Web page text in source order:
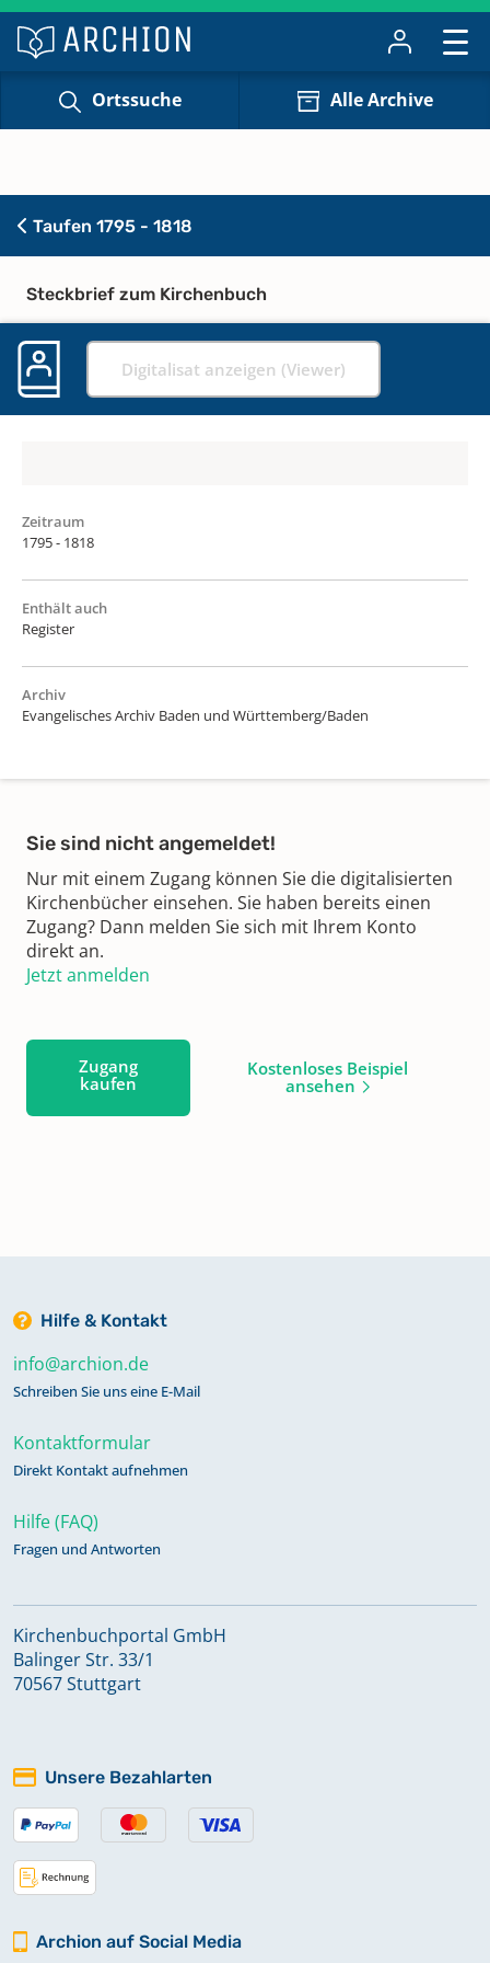
Ortssuche Alle Archive
Taufen 1795 - 1818
Steckbrief zum Kirchenbuch
Digitalisat anzeigen (Viewer)
Zeitraum
1795 - 1818
Enthält auch
Register
Archiv
Evangelisches Archiv Baden und Württemberg/Baden
Sie sind nicht angemeldet!
Nur mit einem Zugang können Sie die digitalisierten
Kirchenbücher einsehen. Sie haben bereits einen
Zugang? Dann melden Sie sich mit Ihrem Konto
direkt an.
Jetzt anmelden
Zugang
kaufen
Kostenloses Beispiel
ansehen
Hilfe & Kontakt
info@archion.de
Schreiben Sie uns eine E-Mail
Kontaktformular
Direkt Kontakt aufnehmen
Hilfe (FAQ)
Fragen und Antworten
Kirchenbuchportal GmbH
Balinger Str. 33/1
70567 Stuttgart
Unsere Bezahlarten
Archion auf Social Media